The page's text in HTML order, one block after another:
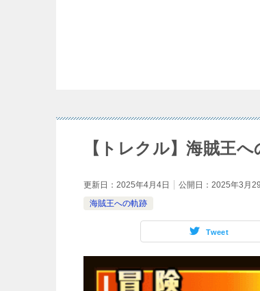
【トレクル】海賊王
更新日： 2025年4月4日 公開日： 2025年3月
海賊王への軌跡
Tweet